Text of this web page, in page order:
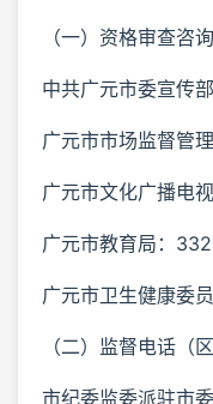
（一）资格审查咨
中共广元市委宣传
广元市市场监督管
广元市文化广播电
广元市教育局：
广元市卫生健康委
（二）监督电话（
市纪委监委派驻市